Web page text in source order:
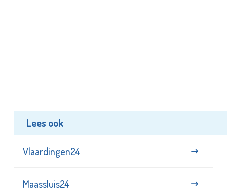
Lees ook
Vlaardingen24
Maassluis24